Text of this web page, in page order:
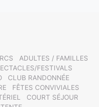
ADULTES / FAMILLES
FESTIVALS
CLUB RANDONNÉE
FÊTES CONVIVIALES
COURT SÉJOUR